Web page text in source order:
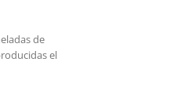
de
el